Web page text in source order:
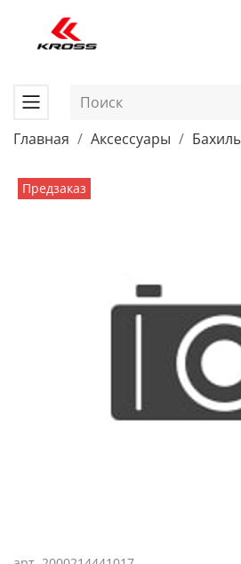
Главная Аксессуары
Предзаказ